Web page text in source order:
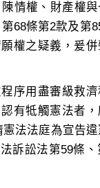
情權、財產權
68條第2款及第
權之疑義，爰併
序用盡審級救濟
有牴觸憲法者，
法法庭為宣告違
訴訟法第59條、